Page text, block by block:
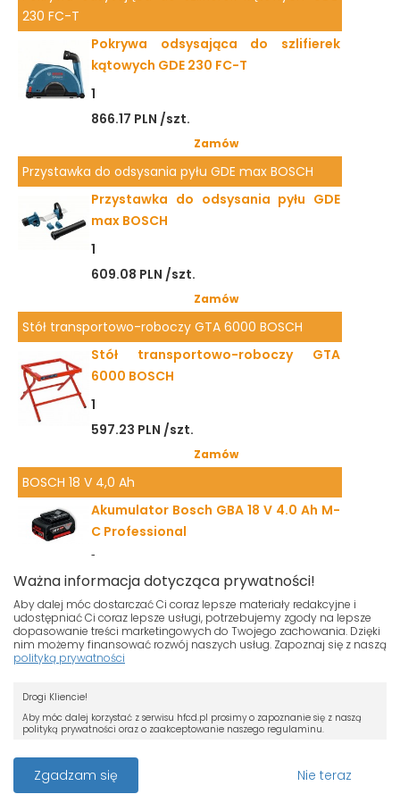
230 FC-T
Pokrywa odsysająca do szlifierek
kątowych GDE 230 FC-T
1
866.17 PLN /szt.
Zamów
Przystawka do odsysania pyłu GDE max BOSCH
Przystawka do odsysania pyłu GDE
max BOSCH
1
609.08 PLN /szt.
Zamów
Stół transportowo-roboczy GTA 6000 BOSCH
Stół transportowo-roboczy GTA
6000 BOSCH
1
597.23 PLN /szt.
Zamów
BOSCH 18 V 4,0 Ah
Akumulator Bosch GBA 18 V 4.0 Ah M-
C Professional
1
324.33 PLN /szt.
Zamów
Bruzdownica BOSCH GNF 65 A 0.601.368.708
Bruzdownica BOSCH GNF 65 A
1
4105.42 PLN /szt.
Mieszalnik GRW 18-2 E BOSCH
zapisywane na Twoim dysku zmień
ustawienia swojej przeglądarki.
Przeczytaj więcej o cookies
Ważna informacja dotycząca prywatności!
Aby dalej móc dostarczać Ci coraz lepsze materiały redakcyjne i
udostępniać Ci coraz lepsze usługi, potrzebujemy zgody na lepsze
dopasowanie treści marketingowych do Twojego zachowania. Dzięki
nim możemy finansować rozwój naszych usług. Zapoznaj się z naszą
polityką prywatności
Drogi Kliencie!
Aby móc dalej korzystać z serwisu hfcd.pl prosimy o zapoznanie się z naszą
polityką prywatności oraz o zaakceptowanie naszego regulaminu.
Z dniem 25 maja 2018 r. rozpoczyna obowiązywanie Rozporządzenie
Parlamentu Europejskiego i Rady (UE) 2016/679 z dnia 27 kwietnia 2016 r. w
sprawie ochrony osób fizycznych w związku z przetwarzaniem danych
Zgadzam się Nie teraz